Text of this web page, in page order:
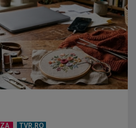
David Popovici și tricolorii luptă